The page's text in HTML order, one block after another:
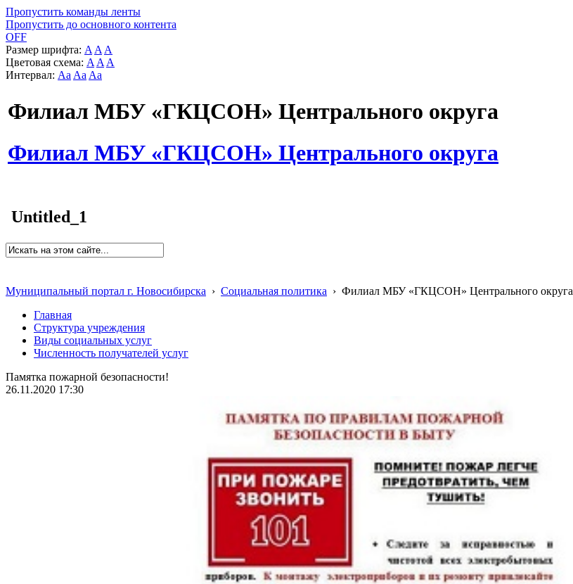
Пропустить команды ленты
Пропустить до основного контента
OFF
Размер шрифта: A A A
Цветовая схема: A A A
Интервал: Aa Aa Aa
Филиал МБУ «ГКЦСОН» Центрального округа
Филиал МБУ «ГКЦСОН» Центрального округа
Untitled_1
Муниципальный портал г. Новосибирска › Социальная политика › Филиал МБУ «ГКЦСОН» Центрального округа
Главная
Структура учреждения
Виды социальных услуг
Численность получателей услуг
Памятка пожарной безопасности!
26.11.2020 17:30